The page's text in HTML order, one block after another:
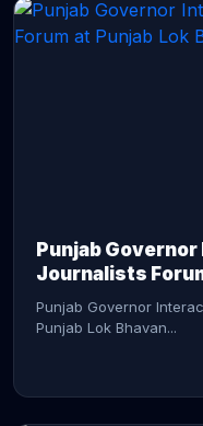
Punjab
Journalists
Punjab Governor
Punjab Lok Bhavan...